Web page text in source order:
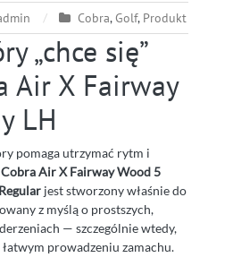
Cobra,Golf, Produkt
„chce się”
Air X Fairway
LH
pomaga utrzymać rytm i
Cobra Air X Fairway Wood 5
jest stworzony właśnie do
z myślą o prostszych,
— szczególnie wtedy,
prowadzeniu zamachu.